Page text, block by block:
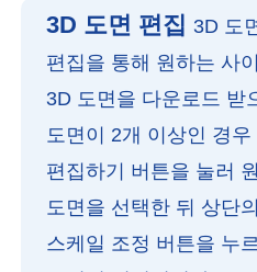
3D 도면 편집 3D 도
편집을 통해 원하는 사
3D 도면을 다운로드 받
도면이 2개 이상인 경우
편집하기 버튼을 눌러
도면을 선택한 뒤 상단의
스케일 조정 버튼을 누